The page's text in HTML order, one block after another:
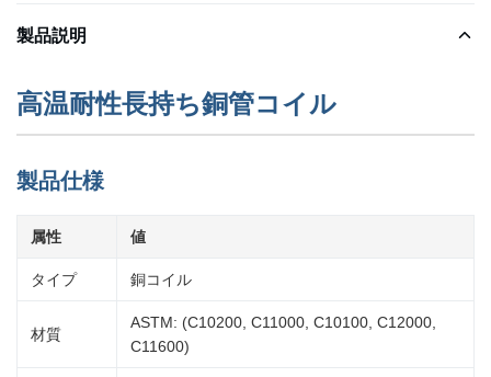
製品説明
高温耐性長持ち銅管コイル
製品仕様
属性 値
タイプ 銅コイル
材質
ASTM: (C10200, C11000, C10100, C12000,
C11600)